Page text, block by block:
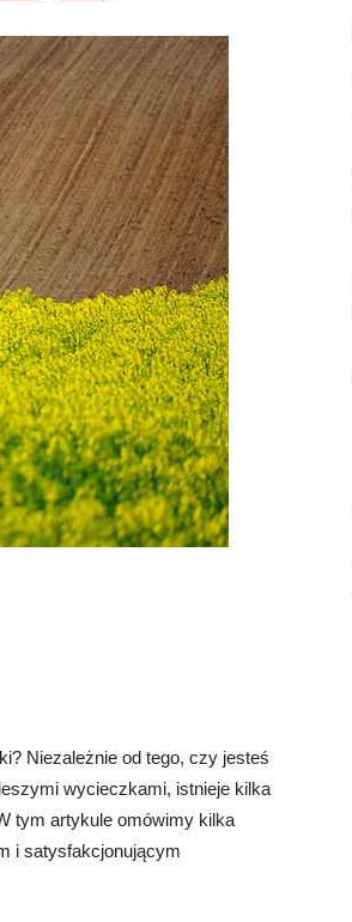
Niezależnie od tego, czy jesteś
wycieczkami, istnieje kilka
tym artykule omówimy kilka
i satysfakcjonującym